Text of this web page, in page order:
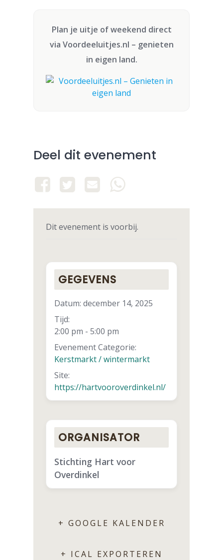
Plan je uitje of weekend direct
via Voordeeluitjes.nl – genieten
in eigen land.
Deel dit evenement
Dit evenement is voorbij.
GEGEVENS
Datum: december 14, 2025
Tijd:
2:00 pm - 5:00 pm
Evenement Categorie:
Kerstmarkt / wintermarkt
Site:
https://hartvooroverdinkel.nl/
ORGANISATOR
Stichting Hart voor
Overdinkel
+ GOOGLE KALENDER
+ ICAL EXPORTEREN